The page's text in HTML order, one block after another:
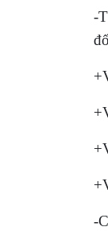
-
-